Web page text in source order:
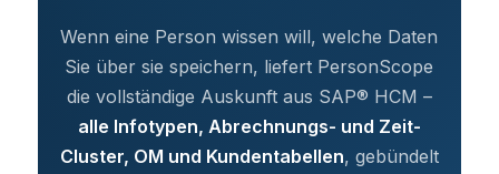
Wenn eine Person wissen will, welche Daten
Sie über sie speichern, liefert PersonScope
die vollständige Auskunft aus SAP® HCM –
alle Infotypen, Abrechnungs- und Zeit-
Cluster, OM und Kundentabellen, gebündelt